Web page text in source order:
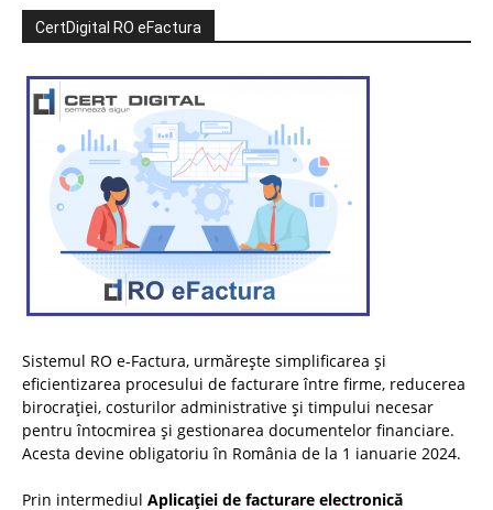
CertDigital RO eFactura
Sistemul RO e-Factura, urmărește simplificarea și
eficientizarea procesului de facturare între firme, reducerea
birocrației, costurilor administrative și timpului necesar
pentru întocmirea și gestionarea documentelor financiare.
Acesta devine obligatoriu în România de la 1 ianuarie 2024.
Prin intermediul Aplicației de facturare electronică